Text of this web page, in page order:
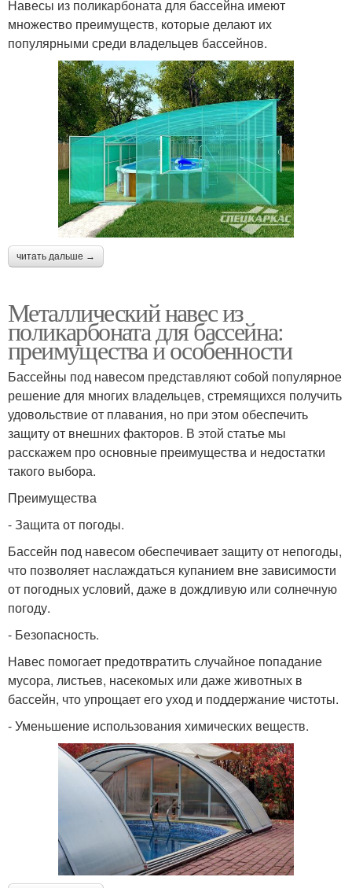
Навесы из поликарбоната для бассейна имеют
множество преимуществ, которые делают их
популярными среди владельцев бассейнов.
читать дальше →
Металлический навес из
поликарбоната для бассейна:
преимущества и особенности
Бассейны под навесом представляют собой популярное
решение для многих владельцев, стремящихся получить
удовольствие от плавания, но при этом обеспечить
защиту от внешних факторов. В этой статье мы
расскажем про основные преимущества и недостатки
такого выбора.
Преимущества
- Защита от погоды.
Бассейн под навесом обеспечивает защиту от непогоды,
что позволяет наслаждаться купанием вне зависимости
от погодных условий, даже в дождливую или солнечную
погоду.
- Безопасность.
Навес помогает предотвратить случайное попадание
мусора, листьев, насекомых или даже животных в
бассейн, что упрощает его уход и поддержание чистоты.
- Уменьшение использования химических веществ.